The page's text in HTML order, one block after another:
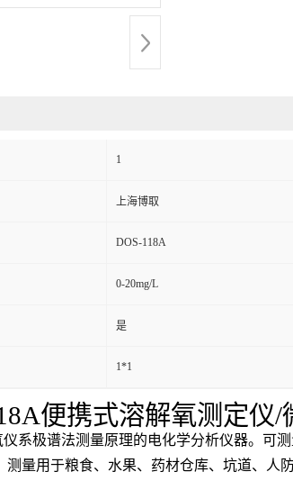
1
上海博取
DOS-118A
0-20mg/L
是
1*1
便携式溶解氧测定仪
系极谱法测量原理的电化学分析仪器。可
量用于粮食、水果、药材仓库、坑道、人